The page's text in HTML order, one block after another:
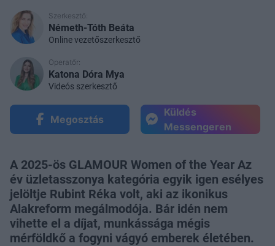
Szerkesztő:
Németh-Tóth Beáta
Online vezetőszerkesztő
Operatőr:
Katona Dóra Mya
Videós szerkesztő
Megosztás
Küldés
Messengeren
A 2025-ös GLAMOUR Women of the Year Az
év üzletasszonya kategória egyik igen esélyes
jelöltje Rubint Réka volt, aki az ikonikus
Alakreform megálmodója. Bár idén nem
vihette el a díjat, munkássága mégis
mérföldkő a fogyni vágyó emberek életében.